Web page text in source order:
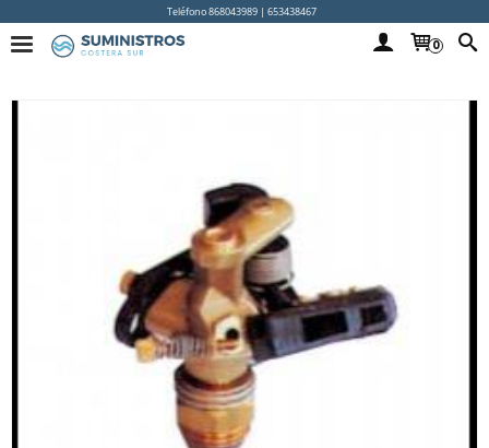
Teléfono 868043989 | 653438467
0